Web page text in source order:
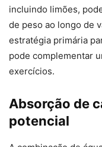
incluindo limões,
de peso ao longo de
estratégia primária
pode complementar
exercícios.
Absorção de
potencial